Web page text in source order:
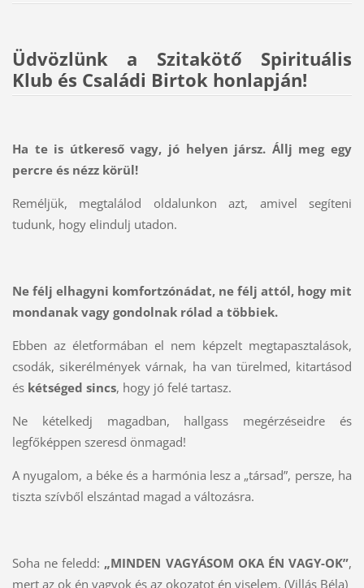
Üdvözlünk a Szitakötő Spirituális
Klub és Családi Birtok honlapján!
Ha te is útkereső vagy, jó helyen jársz. Állj meg egy
percre és nézz körül!
Reméljük, megtalálod oldalunkon azt, amivel segíteni
tudunk, hogy elindulj utadon.
Ne félj elhagyni komfortzónádat, ne félj attól, hogy mit
mondanak vagy gondolnak rólad a többiek.
Ebben az életformában el nem képzelt megtapasztalások,
csodák, sikerélmények várnak, ha van türelmed, kitartásod
és kétséged sincs, hogy jó felé tartasz.
Ne kételkedj magadban, hallgass megérzéseidre és
legfőképpen szeresd önmagad!
A nyugalom, a béke és a harmónia lesz a „társad”, persze, ha
tiszta szívből elszántad magad a változásra.
Soha ne feledd: „MINDEN VAGYÁSOM OKA ÉN VAGY-OK”,
mert az ok én vagyok és az okozatot én viselem. (Villás Béla)